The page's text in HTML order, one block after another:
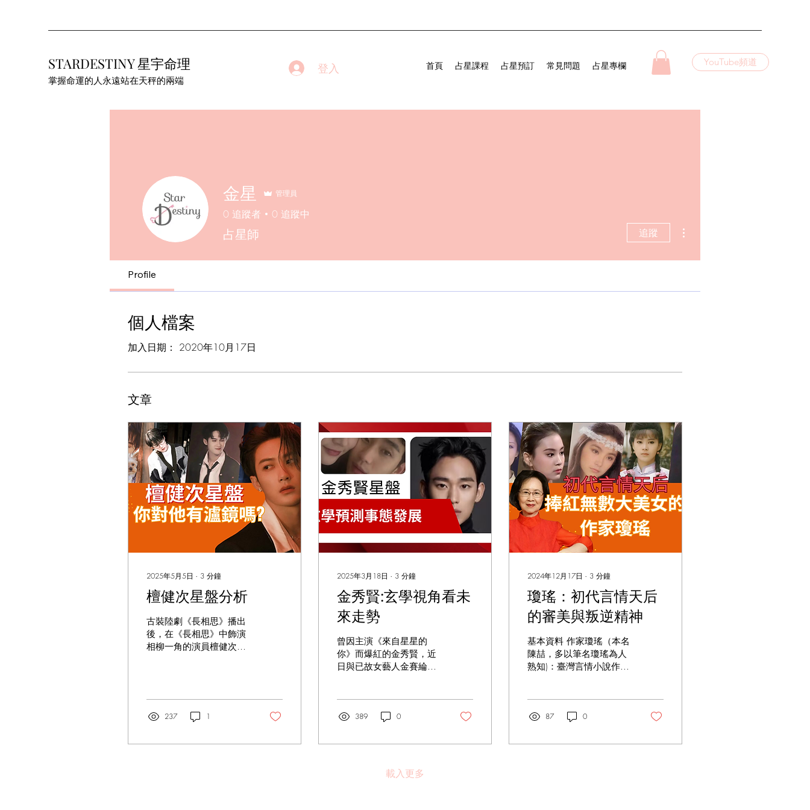
STARDESTINY 星宇命理
掌握命運的人永遠站在天秤的兩端
登入 首頁 占星課程 占星預訂 常見問題 占星專欄 YouTube頻道
金星 管理員
0 追蹤者 0 追蹤中
占星師 追蹤
Profile
個人檔案
加入日期： 2020年10月17日
文章
2025年5月5日 ∙ 3 分鐘
檀健次星盤分析
古裝陸劇《長相思》播出
後，在《長相思》中飾演
相柳一角的演員檀健次吸
析檀健次的事業和健康
運。
237 1
2025年3月18日 ∙ 3 分鐘
金秀賢:玄學視角看未
來走勢
曾因主演《來自星星的
你》而爆紅的金秀賢，近
日與已故女藝人金賽綸的
了廣泛關注，甚至有人好
多，他會否有牢獄之災，
分析金秀賢—金賽綸事件
最終將如何落幕。
389 0
2024年12月17日 ∙ 3 分鐘
瓊瑤：初代言情天后
的審美與叛逆精神
基本資料 作家瓊瑤（本名
陳喆，多以筆名瓊瑤為人
熟知)：臺灣言情小說作
於四川成都。 抱著一個懷
瓊瑤女士的星盤，特別是
87 0
載入更多